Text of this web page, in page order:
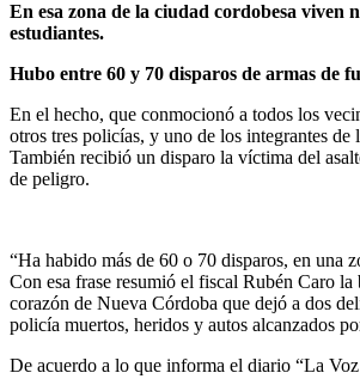
En esa zona de la ciudad cordobesa viven
estudiantes.
Hubo entre 60 y 70 disparos de armas de
En el hecho, que conmocionó a todos los
otros tres policías, y uno de los integrantes de
También recibió un disparo la víctima del
de peligro.
“Ha habido más de 60 o 70 disparos, en una
Con esa frase resumió el fiscal Rubén Caro la
corazón de Nueva Córdoba que dejó a dos
policía muertos, heridos y autos alcanzados
De acuerdo a lo que informa el diario “La